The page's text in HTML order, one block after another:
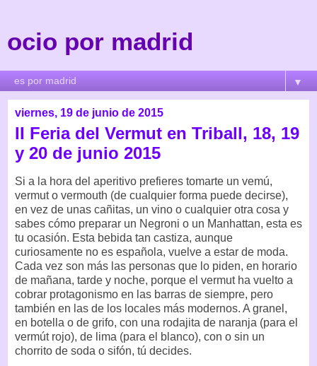
ocio por madrid
▼
viernes, 19 de junio de 2015
II Feria del Vermut en Triball, 18, 19
y 20 de junio 2015
Si a la hora del aperitivo prefieres tomarte un vemú,
vermut o vermouth (de cualquier forma puede decirse),
en vez de unas cañitas, un vino o cualquier otra cosa y
sabes cómo preparar un Negroni o un Manhattan, esta es
tu ocasión. Esta bebida tan castiza, aunque
curiosamente no es española, vuelve a estar de moda.
Cada vez son más las personas que lo piden, en horario
de mañana, tarde y noche, porque el vermut ha vuelto a
cobrar protagonismo en las barras de siempre, pero
también en las de los locales más modernos. A granel,
en botella o de grifo, con una rodajita de naranja (para el
vermút rojo), de lima (para el blanco), con o sin un
chorrito de soda o sifón, tú decides.